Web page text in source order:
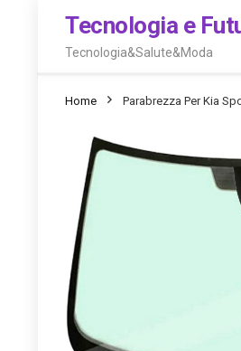
Tecnologia e
Tecnologia&Salute&Moda
Home Parabrezza Per Kia